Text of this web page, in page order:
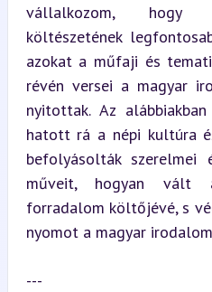
vállalkozom, hogy
költészetének
azokat a műfaji és
révén versei a magyar
nyitottak. Az
hatott rá a népi kultúra
befolyásolták szerelmei
műveit, hogyan vált
forradalom költőjévé, s
nyomot a magyar
---